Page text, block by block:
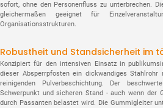
sofort, ohne den Personenfluss zu unterbrechen.
gleichermaßen geeignet für
Organisationsstrukturen.
Robustheit und Standsicherheit im
Konzipiert für den intensiven Einsatz in
dieser Absperrpfosten ein dickwandiges
reinigenden Pulverbeschichtung. Der
Schwerpunkt und sicheren Stand - auch wenn der
durch Passanten belastet wird. Die Gummigleiter